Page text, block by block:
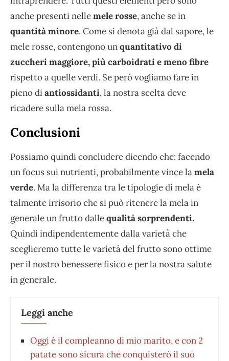
anche presenti nellemele rosse, anche se in
quantità minore. Come si denota già dal sapore, le
mele rosse, contengono unquantitativo di
zuccheri maggiore, più carboidrati e meno fibre
rispetto a quelle verdi. Se però vogliamo fare in
pieno diantiossidanti, la nostra scelta deve
ricadere sulla mela rossa.
Conclusioni
Possiamo quindi concludere dicendo che: facendo
un focus sui nutrienti, probabilmente vince lamela
verde. Ma la differenza tra le tipologie di mela è
talmente irrisorio che si può ritenere la mela in
generale un frutto dallequalità sorprendenti.
Quindi indipendentemente dalla varietà che
sceglieremo tutte le varietà del frutto sono ottime
per il nostro benessere fisico e per la nostra salute
in generale.
Leggi anche
Oggi è il compleanno di mio marito, e con 2
patate sono sicura che conquisterò il suo